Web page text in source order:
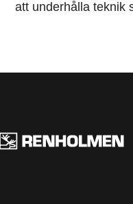
att underhålla teknik